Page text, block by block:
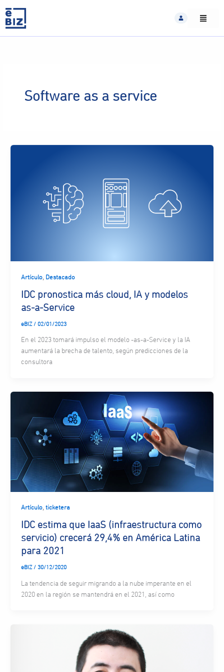
content
Software as a service
Artículo, Destacado
IDC pronostica más cloud, IA y modelos
as-a-Service
eBIZ / 02/01/2023
En el 2023 tomará impulso el modelo -as-a-Service y la IA
aumentará la brecha de talento, según predicciones de la
consultora
Artículo, ticketera
IDC estima que IaaS (infraestructura como
servicio) crecerá 29,4% en América Latina
para 2021
eBIZ / 30/12/2020
La tendencia de seguir migrando a la nube imperante en el
2020 en la región se mantendrá en el 2021, así como